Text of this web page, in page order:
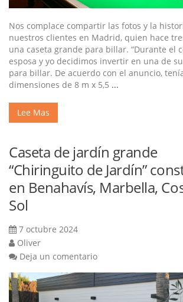
Nos complace compartir las fotos y la
nuestros clientes en Madrid, quien hace
una caseta grande para billar. “Durante el
esposa y yo decidimos invertir en una de
para billar. De acuerdo con el anuncio,
dimensiones de 8 m x 5,5 ...
Lee Mas
Caseta de jardín grande
“Chiringuito de Jardín”
en Benahavís, Marbella,
Sol
7 octubre 2024
Oliver
Deja un comentario